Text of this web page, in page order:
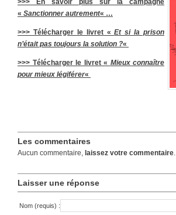
>>> En savoir plus sur la campagne
« Sanctionner autrement« …
>>> Télécharger le livret «Et si la prison
n’était pas toujours la solution ?«
>>> Télécharger le livret « Mieux connaître
pour mieux légiférer«
Les commentaires
Aucun commentaire, laissez votre commentaire.
Laisser une réponse
Nom (requis) :